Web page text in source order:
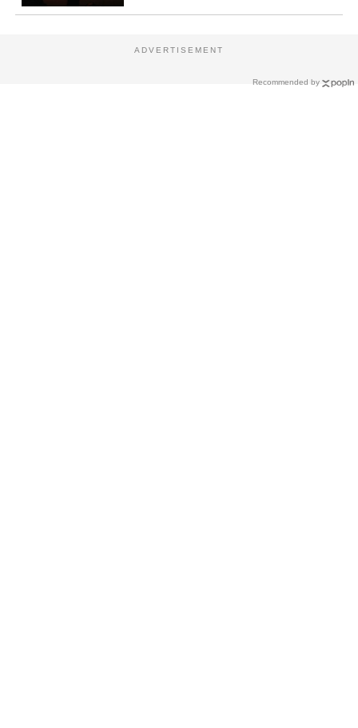
Recommended by
ADVERTISEMENT